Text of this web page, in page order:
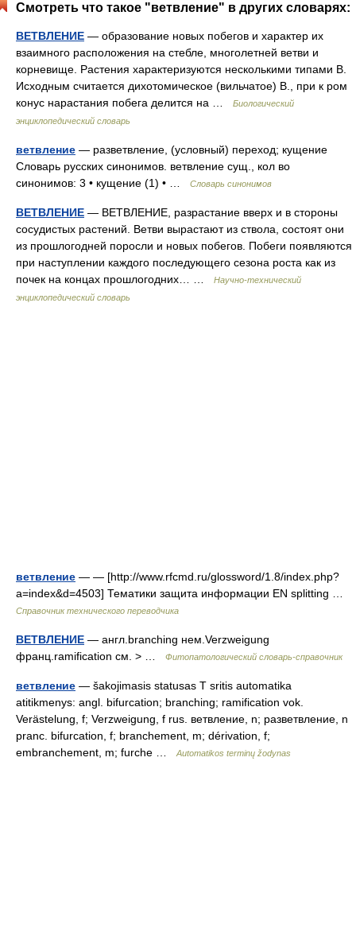
Смотреть что такое "ветвление" в других словарях:
ВЕТВЛЕНИЕ — образование новых побегов и характер их
взаимного расположения на стебле, многолетней ветви и
корневище. Растения характеризуются несколькими типами В.
Исходным считается дихотомическое (вильчатое) В., при к ром
конус нарастания побега делится на …
Биологический
энциклопедический словарь
ветвление — разветвление, (условный) переход; кущение
Словарь русских синонимов. ветвление сущ., кол во
синонимов: 3 • кущение (1) • …
Словарь синонимов
ВЕТВЛЕНИЕ — ВЕТВЛЕНИЕ, разрастание вверх и в стороны
сосудистых растений. Ветви вырастают из ствола, состоят они
из прошлогодней поросли и новых побегов. Побеги появляются
при наступлении каждого последующего сезона роста как из
почек на концах прошлогодних… …
Научно-технический
энциклопедический словарь
ветвление — — [http://www.rfcmd.ru/glossword/1.8/index.php?
a=index&d=4503] Тематики защита информации EN splitting …
Справочник технического переводчика
ВЕТВЛЕНИЕ — англ.branching нем.Verzweigung
франц.ramification см. > …
Фитопатологический словарь-справочник
ветвление — šakojimasis statusas T sritis automatika
atitikmenys: angl. bifurcation; branching; ramification vok.
Verästelung, f; Verzweigung, f rus. ветвление, n; разветвление, n
pranc. bifurcation, f; branchement, m; dérivation, f;
embranchement, m; furche …
Automatikos terminų žodynas